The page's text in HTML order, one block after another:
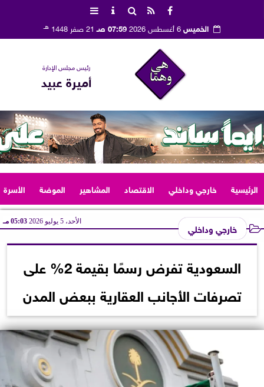
الخميس 07:59 صـ 21 صفر 1448 هـ
رئيس مجلس الإدارة
أميرة عبيد
الرئيسية خارجي وداخلي الاقتصاد المشاهير الموضة الأسرة
خارجي وداخلي الأحد، 5 يوليو 2026 05:03 مـ
السعودية تفرض رسمًا بقيمة 2% على
تصرفات الأجانب العقارية ببعض المدن